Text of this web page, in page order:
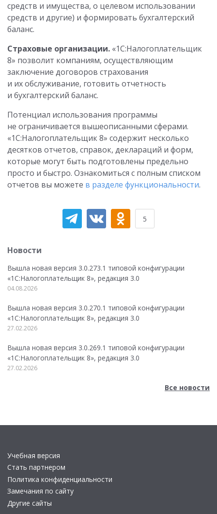
средств и имущества, о целевом использовании
средств и другие) и формировать бухгалтерский
баланс.
Страховые организации. «1С:Налогоплательщик
8» позволит компаниям, осуществляющим
заключение договоров страхования
и их обслуживание, готовить отчетность
и бухгалтерский баланс.
Потенциал использования программы
не ограничивается вышеописанными сферами.
«1С:Налогоплательщик 8» содержит несколько
десятков отчетов, справок, деклараций и форм,
которые могут быть подготовлены предельно
просто и быстро. Ознакомиться с полным списком
отчетов вы можете в разделе функциональности.
5
Новости
Вышла новая версия 3.0.273.1 типовой конфигурации
«1С:Налогоплательщик 8», редакция 3.0
04.08.2026
Вышла новая версия 3.0.270.1 типовой конфигурации
«1С:Налогоплательщик 8», редакция 3.0
27.02.2026
Вышла новая версия 3.0.269.1 типовой конфигурации
«1С:Налогоплательщик 8», редакция 3.0
27.02.2026
Все новости
Учебная версия
Стать партнером
Политика конфиденциальности
Замечания по сайту
Другие сайты